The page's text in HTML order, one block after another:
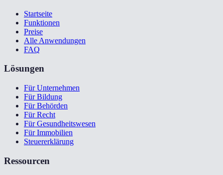
Startseite
Funktionen
Preise
Alle Anwendungen
FAQ
Lösungen
Für Unternehmen
Für Bildung
Für Behörden
Für Recht
Für Gesundheitswesen
Für Immobilien
Steuererklärung
Ressourcen